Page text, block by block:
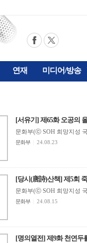
연재 미디어/방송
[서유기] 제65화 오공의
문화부(ⓒ SOH 희망지성
문화부 24.08.23
[당시(唐詩)산책] 제5회
문화부(ⓒ SOH 희망지성
문화부 24.08.15
[명의열전] 제9화 천연두